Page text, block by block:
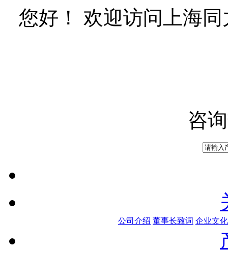
您好！ 欢迎访问上海
咨
公司介绍 董事长致词 企业文化